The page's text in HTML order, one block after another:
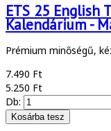
ETS 25 English
Kalendárium -
Prémium minőségű,
7.490 Ft
5.250 Ft
Db: